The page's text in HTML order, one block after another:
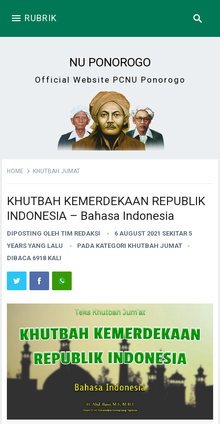
RUBRIK
NU PONOROGO
Official Website PCNU Ponorogo
HOME KHUTBAH JUMAT
KHUTBAH KEMERDEKAAN REPUBLIK
INDONESIA – Bahasa Indonesia
DIPOSTING OLEHTIM REDAKSI
6 AUGUST 2021 SEKITAR 5
YEARS YANG LALU
PADA KATEGORI KHUTBAH JUMAT
DIBACA 6918 KALI